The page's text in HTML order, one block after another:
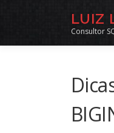
conteúdo
LUIZ
Consultor